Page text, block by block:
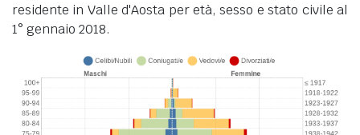
residente in Valle d'Aosta per età, sesso e stato civile al
1° gennaio 2018.